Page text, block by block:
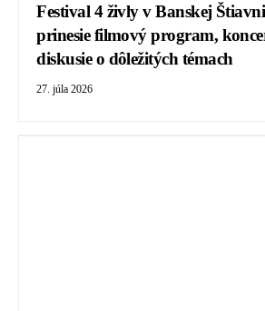
Festival 4 živly v Banskej
prinesie filmový program,
diskusie o dôležitých témach
27. júla 2026